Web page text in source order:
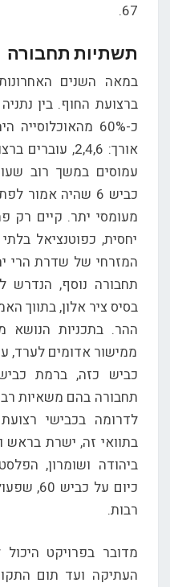
67.
תשתיות תחבורה
במאה השנים
ברצועת החוף. בין
כ-60%
אורך: 2,4,6,
עמוסים במשך רוב
כביש 6 שהיה
מעומסי יתר. קיים רק
יחסית, כפוטנציאל
המזרחי של שדרת הרי
תחבורה נוסף, הנדרש
בסיס ציר אלון, בתווך
ממישור אדומים לערד,
תחבורה בהם משאיות
לדרומה בכבישי
בתוואי זה, ישרת בראש
ביהודה ושומרון,
כיום על
רבות.
מדובר בפרויקט היכול
העתיקה ועד תום